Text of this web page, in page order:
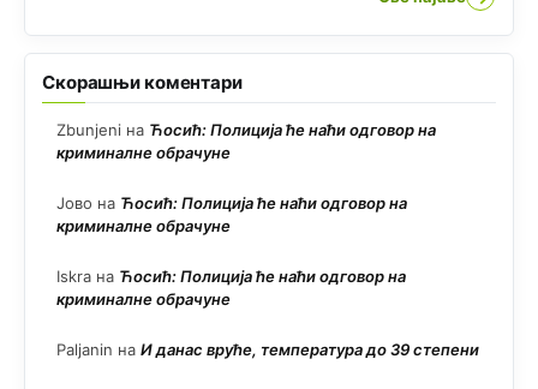
Скорашњи коментари
Zbunjeni на Ћосић: Полиција ће наћи одговор на
криминалне обрачуне
Јово на Ћосић: Полиција ће наћи одговор на
криминалне обрачуне
Iskra на Ћосић: Полиција ће наћи одговор на
криминалне обрачуне
Paljanin на И данас вруће, температура до 39 степени